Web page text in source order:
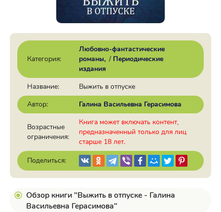
Категория:
Любовно-фантастические
романы / Периодические
издания
Название:
Выжить в отпуске
Автор:
Галина Васильевна Герасимова
Возрастные
ограничения:
Книга может включать контент,
предназначенный только для лиц
старше 18 лет.
Поделиться:
Обзор книги "Выжить в отпуске - Галина
Васильевна Герасимова"